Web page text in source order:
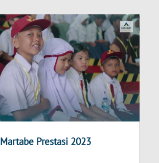
Prestasi 2023